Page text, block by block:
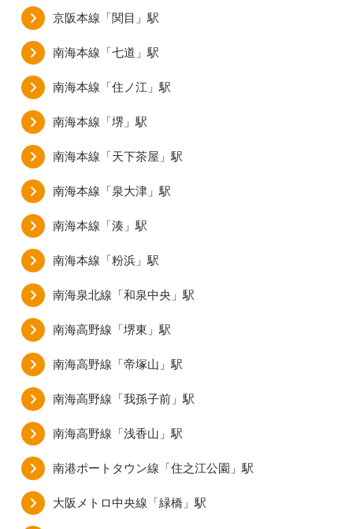
京阪本線「関目」駅
南海本線「七道」駅
南海本線「住ノ江」駅
南海本線「堺」駅
南海本線「天下茶屋」駅
南海本線「泉大津」駅
南海本線「湊」駅
南海本線「粉浜」駅
南海泉北線「和泉中央」駅
南海高野線「堺東」駅
南海高野線「帝塚山」駅
南海高野線「我孫子前」駅
南海高野線「浅香山」駅
南港ポートタウン線「住之江公園」駅
大阪メトロ中央線「緑橋」駅